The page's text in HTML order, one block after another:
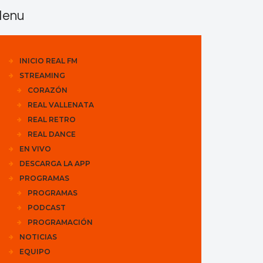
INICIO REAL FM
STREAMING
CORAZÓN
REAL VALLENATA
REAL RETRO
REAL DANCE
EN VIVO
DESCARGA LA APP
PROGRAMAS
PROGRAMAS
PODCAST
PROGRAMACIÓN
NOTICIAS
EQUIPO